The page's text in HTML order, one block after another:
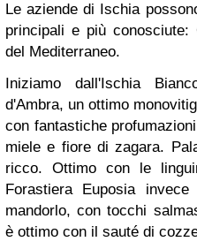
Le aziende di Ischia
principali e più
del Mediterraneo.
Iniziamo dall'Ischia
d'Ambra, un ottimo
con fantastiche
miele e fiore di zagara.
ricco. Ottimo con le
Forastiera Euposia
mandorlo, con tocchi
è ottimo con il sauté di